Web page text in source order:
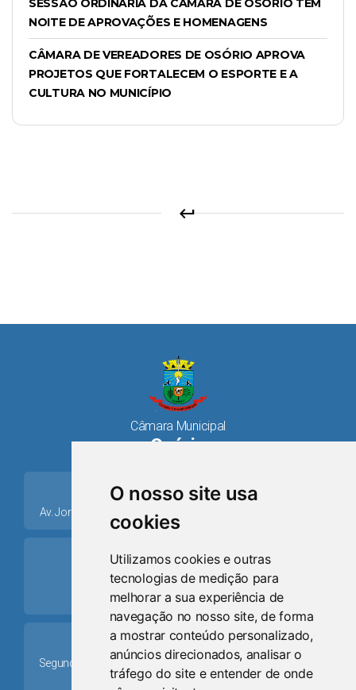
O nosso site usa
cookies
Utilizamos cookies e outras
tecnologias de medição para
melhorar a sua experiência de
navegação no nosso site, de forma
a mostrar conteúdo personalizado,
anúncios direcionados, analisar o
tráfego do site e entender de onde
NOITE DE APROVAÇÕES E HOMENAGENS
CÂMARA DE VEREADORES DE OSÓRIO APROVA
PROJETOS QUE FORTALECEM O ESPORTE E A
CULTURA NO MUNICÍPIO
keyboard_return
Câmara Municipal
Osório
place
Av. Jorge Dariva, 1211, Centro CEP: 95520.000 - Osório/RS
ring_volume
Telefone
(51) 9 8024-0884
Schedule
Segunda-feira a Sexta-feira: 08h às 12h e das 13h30min às
17h30min